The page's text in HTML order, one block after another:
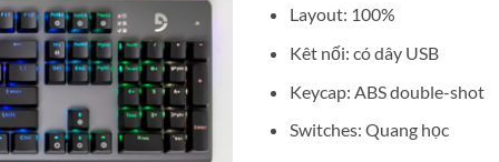
Layout: 100%
Kêt nối: có dây USB
Keycap: ABS double-shot
Switches: Quang học